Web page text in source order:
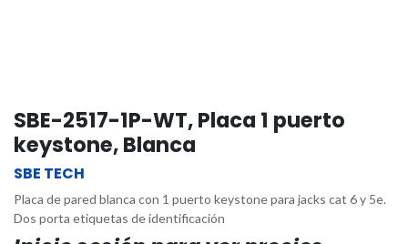
SBE-2517-1P-WT, Placa 1 puerto
keystone, Blanca
SBE TECH
Placa de pared blanca con 1 puerto keystone para jacks cat 6 y 5e.
Dos porta etiquetas de identificación